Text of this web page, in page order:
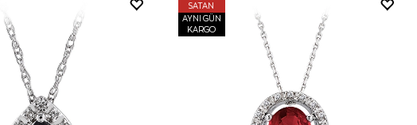
SATAN
AYNI GÜN
KARGO